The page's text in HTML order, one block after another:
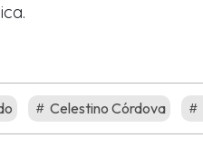
Celestino Córdova